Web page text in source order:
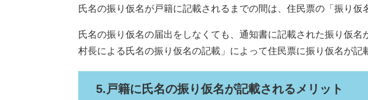
氏名の振り仮名が戸籍に記載されるまでの間は、住民票の「振り仮
氏名の振り仮名の届出をしなくても、通知書に記載された振り仮
村長による氏名の振り仮名の記載」によって住民票に振り仮名が記
5.戸籍に氏名の振り仮名が記載されるメリット